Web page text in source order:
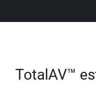
TotalAV™